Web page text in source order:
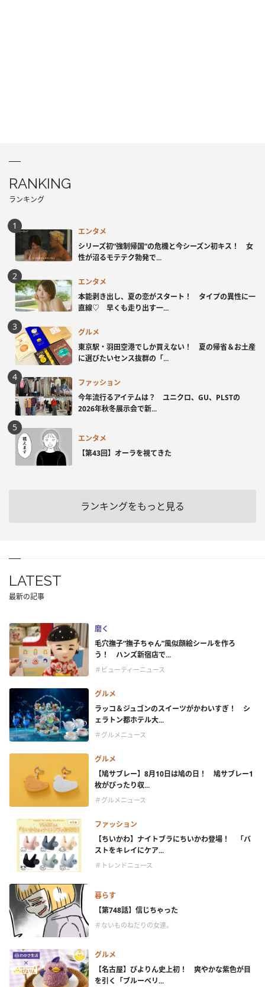
RANKING
ランキング
エンタメ
シリーズ初“強制帰国”の危機と今シーズン初キス！ 女
性が沼るモテテク勃発で...
エンタメ
本能剥き出し、夏の恋がスタート！ タイプの異性に一
直線♡ 早くも走り出す一...
グルメ
東京駅・羽田空港でしか買えない！ 夏の帰省＆お土産
に選びたいセンス抜群の「...
ファッション
今年流行るアイテムは？ ユニクロ、GU、PLSTの
2026年秋冬展示会で新...
エンタメ
【第43回】オーラを視てきた
ランキングをもっと見る
LATEST
最新の記事
磨く
毛穴撫子“撫子ちゃん”風似顔絵シールを作ろ
う！ ハンズ新宿店で...
＃ビューティーニュース
グルメ
ラッコ＆ジュゴンのスイーツがかわいすぎ！ シ
ェラトン都ホテル大...
＃グルメニュース
グルメ
【鳩サブレー】8月10日は鳩の日！ 鳩サブレー1
枚がぴったり収...
＃グルメニュース
ファッション
【ちいかわ】ナイトブラにちいかわ登場！ 「バ
ストをキレイにケア...
＃トレンドニュース
暮らす
【第748話】信じちゃった
＃ないものねだりの女達。
グルメ
【名古屋】ぴよりん史上初！ 爽やかな紫色が目
を引く「ブルーベリ...